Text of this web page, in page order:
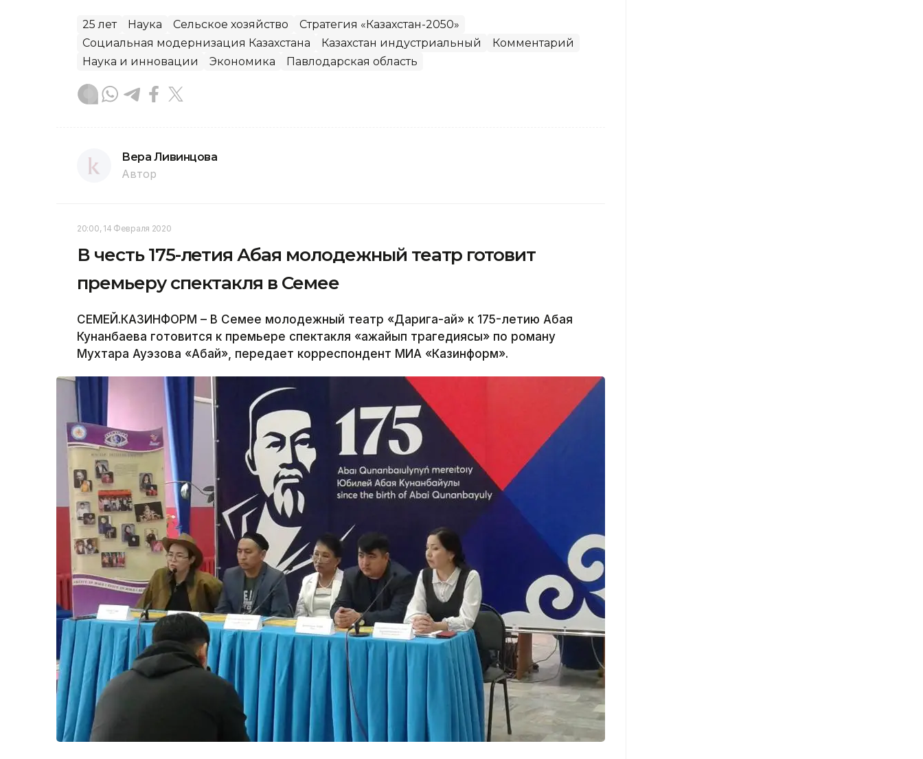
25 лет Наука Сельское хозяйство
Стратегия «Казахстан-2050»
Социальная модернизация Казахстана
Казахстан индустриальный
Комментарий
Наука и инновации
Экономика Павлодарская область
Вера Ливинцова
Автор
20:00, 14 Февраля 2020
В честь 175-летия Абая молодежный театр готовит
премьеру спектакля в Семее
СЕМЕЙ.КАЗИНФОРМ – В Семее молодежный театр «Дарига-ай» к 175-летию Абая
Кунанбаева готовится к премьере спектакля «Ғажайып трагедиясы» по роману
Мухтара Ауэзова «Абай», передает корреспондент МИА «Казинформ».